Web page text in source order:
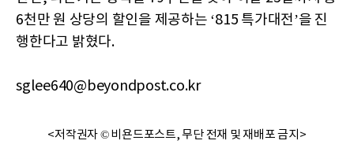
6천만 원 상당의 할인을 제공하는 ‘815 특가대전’을 진
행한다고 밝혔다.
sglee640@beyondpost.co.kr
<저작권자 © 비욘드포스트, 무단 전재 및 재배포 금지>